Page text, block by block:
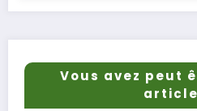
Vous avez peut